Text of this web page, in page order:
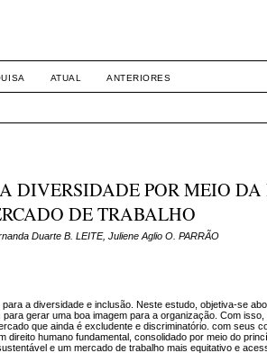
ATUAL ANTERIORES
DIVERSIDADE POR MEIO
DE TRABALHO
Duarte B. LEITE, Juliene Aglio O. PARRÃO
a diversidade e inclusão. Neste estudo, objetiva-se
gerar uma boa imagem para a organização. Com
que ainda é excludente e discriminatório. com seus
direito humano fundamental, consolidado por meio do
e um mercado de trabalho mais equitativo e